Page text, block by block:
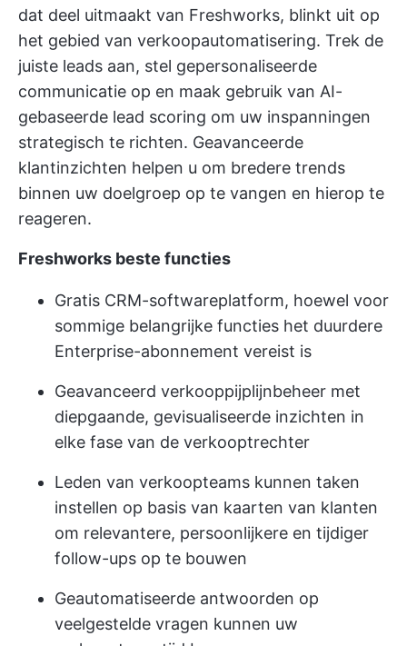
dat deel uitmaakt van Freshworks, blinkt uit op
het gebied van verkoopautomatisering. Trek de
juiste leads aan, stel gepersonaliseerde
communicatie op en maak gebruik van AI-
gebaseerde lead scoring om uw inspanningen
strategisch te richten. Geavanceerde
klantinzichten helpen u om bredere trends
binnen uw doelgroep op te vangen en hierop te
reageren.
Freshworks beste functies
Gratis CRM-softwareplatform, hoewel voor
sommige belangrijke functies het duurdere
Enterprise-abonnement vereist is
Geavanceerd verkooppijplijnbeheer met
diepgaande, gevisualiseerde inzichten in
elke fase van de verkooptrechter
Leden van verkoopteams kunnen taken
instellen op basis van kaarten van klanten
om relevantere, persoonlijkere en tijdiger
follow-ups op te bouwen
Geautomatiseerde antwoorden op
veelgestelde vragen kunnen uw